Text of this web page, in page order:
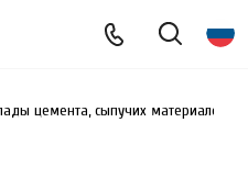
цемента, сыпучих материалов и